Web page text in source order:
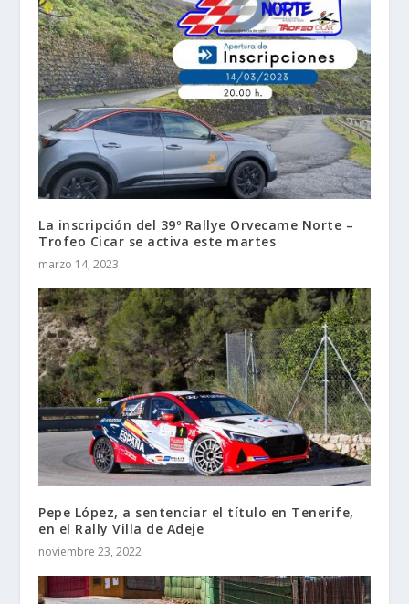
La inscripción del 39º Rallye Orvecame Norte –
Trofeo Cicar se activa este martes
marzo 14, 2023
Pepe López, a sentenciar el título en Tenerife,
en el Rally Villa de Adeje
noviembre 23, 2022